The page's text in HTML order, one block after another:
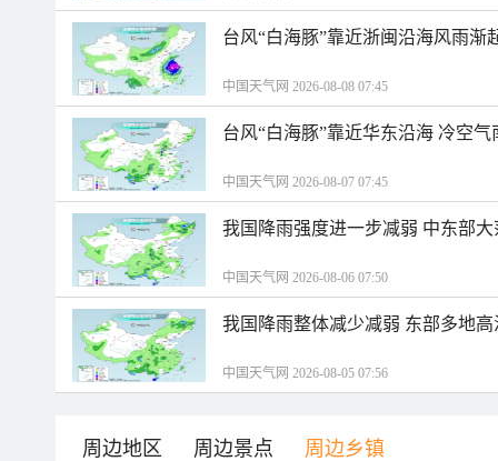
台风“白海豚”靠近浙闽沿海风雨渐
中国天气网 2026-08-08 07:45
台风“白海豚”靠近华东沿海 冷空
中国天气网 2026-08-07 07:45
我国降雨强度进一步减弱 中东部
中国天气网 2026-08-06 07:50
我国降雨整体减少减弱 东部多地
中国天气网 2026-08-05 07:56
周边地区 周边景点 周边乡镇